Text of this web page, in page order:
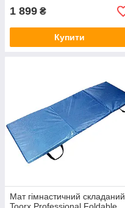
1 899 ₴
Купити
Мат гімнастичний складаний